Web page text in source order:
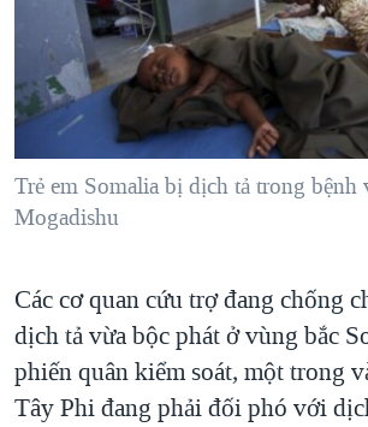
"Tìm" NGƯỜI VIỆT HẢI NGOẠI
ĐỜI SỐNG
KINH TẾ
KHOA HỌC
SỨC KHOẺ
GIÁO DỤC
HÀNH TRÌNH BẦU CỬ 2024
MỘT NĂM CHIẾN TRANH TẠI DẢI GAZA
GIẢI MÃ VÀNH ĐAI & CON ĐƯỜNG
NGÀY TỊ NẠN THẾ GIỚI
TRỊNH VĨNH BÌNH - NGƯỜI HẠ 'BÊN
CHI PHÍ CHIẾN TRANH AFGHANISTAN
CÁC GIÁ TRỊ CỘNG HÒA Ở VIỆT NAM
THƯỢNG ĐỈNH TRUMP-KIM TẠI VIỆT
NGHE
MẠNG XÃ HỘI
Trẻ em Somalia bị dịch tả trong bệnh
Mogadishu
Các cơ quan cứu trợ đang chống
dịch tả vừa bộc phát ở vùng bắc
phiến quân kiểm soát, một trong
Tây Phi đang phải đối phó với